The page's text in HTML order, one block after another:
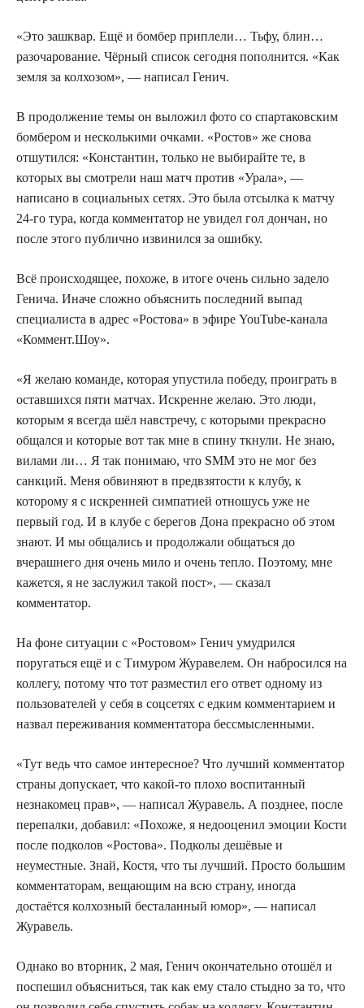
«Это зашквар. Ещё и бомбер приплели… Тьфу, блин…
разочарование. Чёрный список сегодня пополнится. «Как
земля за колхозом», — написал Генич.
В продолжение темы он выложил фото со спартаковским
бомбером и несколькими очками. «Ростов» же снова
отшутился: «Константин, только не выбирайте те, в
которых вы смотрели наш матч против «Урала», —
написано в социальных сетях. Это была отсылка к матчу
24-го тура, когда комментатор не увидел гол дончан, но
после этого публично извинился за ошибку.
Всё происходящее, похоже, в итоге очень сильно задело
Генича. Иначе сложно объяснить последний выпад
специалиста в адрес «Ростова» в эфире YouTube-канала
«Коммент.Шоу».
«Я желаю команде, которая упустила победу, проиграть в
оставшихся пяти матчах. Искренне желаю. Это люди,
которым я всегда шёл навстречу, с которыми прекрасно
общался и которые вот так мне в спину ткнули. Не знаю,
вилами ли… Я так понимаю, что SMM это не мог без
санкций. Меня обвиняют в предвзятости к клубу, к
которому я с искренней симпатией отношусь уже не
первый год. И в клубе с берегов Дона прекрасно об этом
знают. И мы общались и продолжали общаться до
вчерашнего дня очень мило и очень тепло. Поэтому, мне
кажется, я не заслужил такой пост», — сказал
комментатор.
На фоне ситуации с «Ростовом» Генич умудрился
поругаться ещё и с Тимуром Журавелем. Он набросился на
коллегу, потому что тот разместил его ответ одному из
пользователей у себя в соцсетях с едким комментарием и
назвал переживания комментатора бессмысленными.
«Тут ведь что самое интересное? Что лучший комментатор
страны допускает, что какой-то плохо воспитанный
незнакомец прав», — написал Журавель. А позднее, после
перепалки, добавил: «Похоже, я недооценил эмоции Кости
после подколов «Ростова». Подколы дешёвые и
неуместные. Знай, Костя, что ты лучший. Просто большим
комментаторам, вещающим на всю страну, иногда
достаётся колхозный бесталанный юмор», — написал
Журавель.
Однако во вторник, 2 мая, Генич окончательно отошёл и
поспешил объясниться, так как ему стало стыдно за то, что